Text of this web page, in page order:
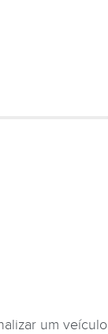
um veículo